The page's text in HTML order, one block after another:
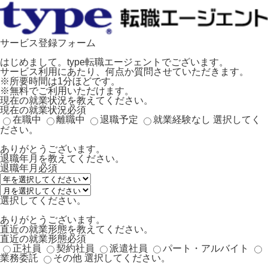
サービス登録フォーム
はじめまして。type転職エージェントでございます。
サービス利用にあたり、何点か質問させていただきます。
※所要時間は1分ほどです。
※無料でご利用いただけます。
現在の就業状況を教えてください。
現在の就業状況必須
在職中
離職中 退職予定 就業経験なし 選択してく
ださい。
ありがとうございます。
退職年月を教えてください。
退職年月 必須
選択してください。
ありがとうございます。
直近の就業形態を教えてください。
直近の就業形態必須
正社員
契約社員 派遣社員
パート・アルバイト
業務委託
その他 選択してください。